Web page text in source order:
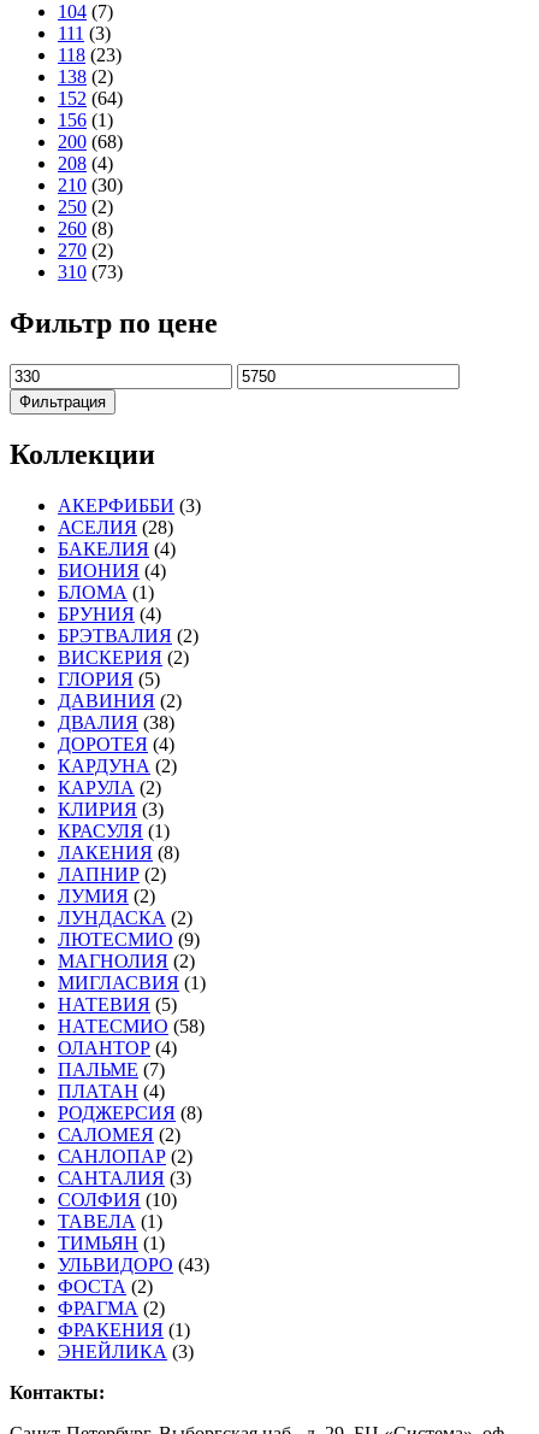
104 (7)
111 (3)
118 (23)
138 (2)
152 (64)
156 (1)
200 (68)
208 (4)
210 (30)
250 (2)
260 (8)
270 (2)
310 (73)
Фильтр по цене
Минимальная
цена
Максимальная
цена
Фильтрация
Коллекции
АКЕРФИББИ (3)
АСЕЛИЯ (28)
БАКЕЛИЯ (4)
БИОНИЯ (4)
БЛОМА (1)
БРУНИЯ (4)
БРЭТВАЛИЯ (2)
ВИСКЕРИЯ (2)
ГЛОРИЯ (5)
ДАВИНИЯ (2)
ДВАЛИЯ (38)
ДОРОТЕЯ (4)
КАРДУНА (2)
КАРУЛА (2)
КЛИРИЯ (3)
КРАСУЛЯ (1)
ЛАКЕНИЯ (8)
ЛАПНИР (2)
ЛУМИЯ (2)
ЛУНДАСКА (2)
ЛЮТЕСМИО (9)
МАГНОЛИЯ (2)
МИГЛАСВИЯ (1)
НАТЕВИЯ (5)
НАТЕСМИО (58)
ОЛАНТОР (4)
ПАЛЬМЕ (7)
ПЛАТАН (4)
РОДЖЕРСИЯ (8)
САЛОМЕЯ (2)
САНЛОПАР (2)
САНТАЛИЯ (3)
СОЛФИЯ (10)
ТАВЕЛА (1)
ТИМЬЯН (1)
УЛЬВИДОРО (43)
ФОСТА (2)
ФРАГМА (2)
ФРАКЕНИЯ (1)
ЭНЕЙЛИКА (3)
Контакты: